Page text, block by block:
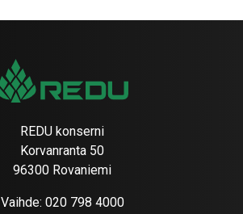
REDU konserni
Korvanranta 50
96300 Rovaniemi
Vaihde: 020 798 4000